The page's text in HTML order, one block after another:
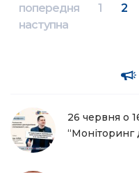
попередня 1 2
наступна
26 червня о
“Моніторинг